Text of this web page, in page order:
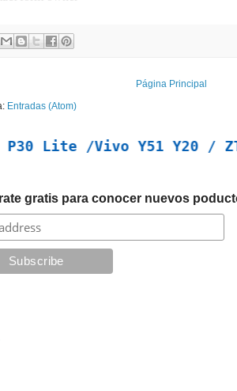
Página Principal
Entradas (Atom)
/Vivo Y51 Y20 / ZTE
gratis para conocer nuevos